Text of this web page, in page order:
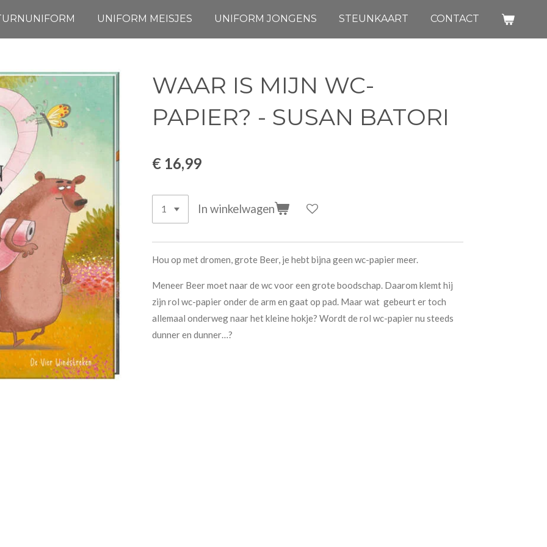
UNIFORM MEISJES UNIFORM JONGENS STEUNKAART CONTACT
WAAR IS MIJN WC-
PAPIER? - SUSAN BATORI
€ 16,99
In winkelwagen
Hou op met dromen, grote Beer, je hebt bijna geen wc-papier meer.
Meneer Beer moet naar de wc voor een grote boodschap. Daarom klemt hij
zijn rol wc-papier onder de arm en gaat op pad. Maar wat gebeurt er toch
allemaal onderweg naar het kleine hokje? Wordt de rol wc-papier nu steeds
dunner en dunner…?